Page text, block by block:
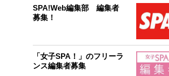
SPA!Web編集部 編集者
募集！
「女子SPA！」のフリーラ
ンス編集者募集